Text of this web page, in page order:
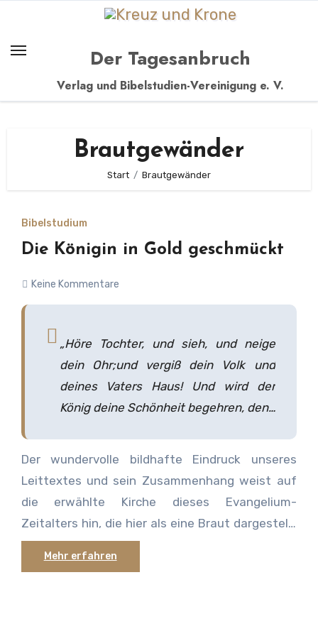
springen
Der Tagesanbruch
Verlag und Bibelstudien-Vereinigung e. V.
Brautgewänder
Start Brautgewänder
Bibelstudium
Die Königin in Gold geschmückt
Keine Kommentare
„Höre Tochter, und sieh, und neige
dein Ohr;und vergiß dein Volk und
deines Vaters Haus! Und wird der
König deine Schönheit begehren, denn
Der wundervolle bildhafte Eindruck unseres
Leittextes und sein Zusammenhang weist auf
die erwählte Kirche dieses Evangelium-
Zeitalters hin, die hier als eine Braut dargestellt
wird, die Verlobte und schließliche Frau des
großen Königs Immanuel. Die Schriften zeigen
Mehr erfahren